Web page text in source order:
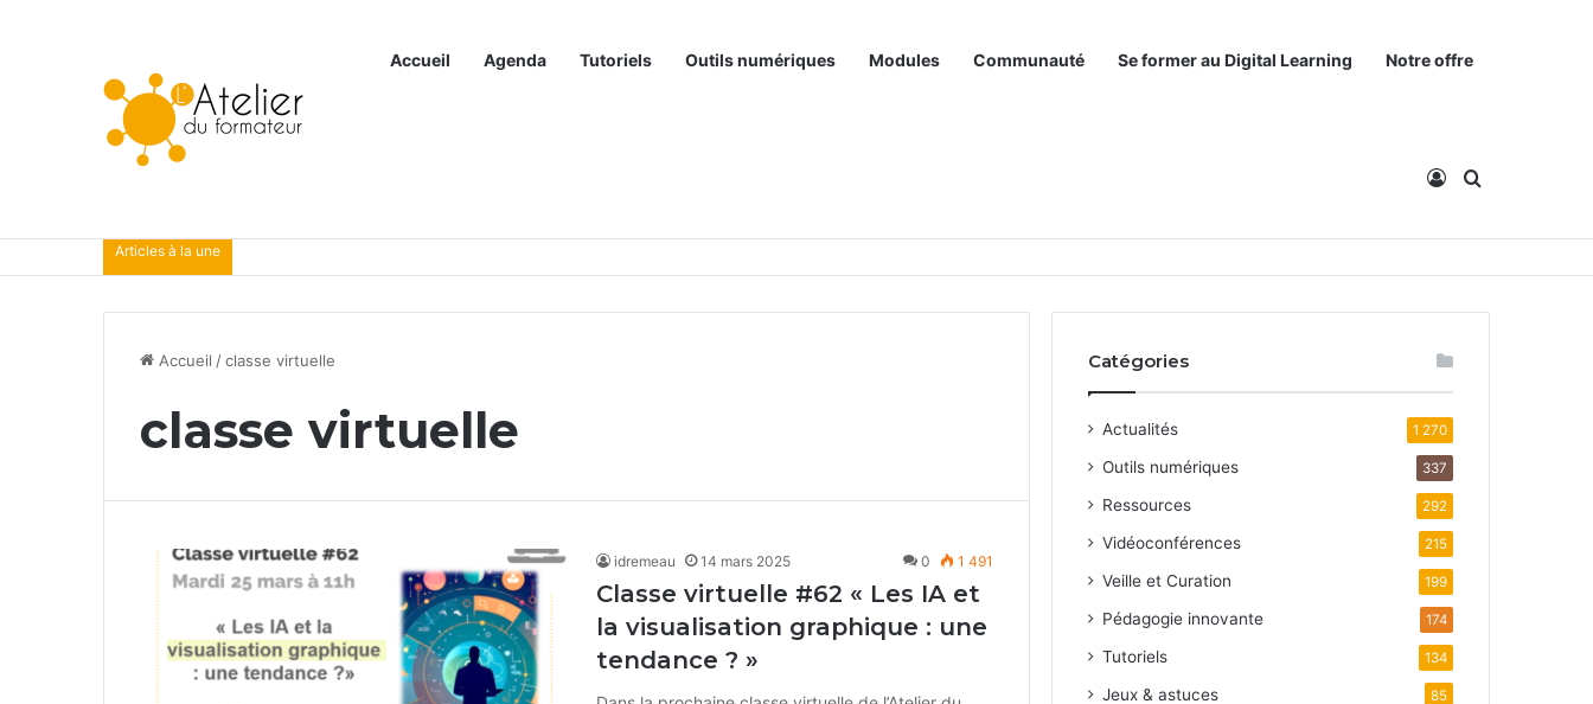
Accueil Agenda Tutoriels Outils numériques Modules Communauté Se former au Digital Learning Notre offre
Connexion
Rechercher
Articles à la une
Accueil /classe virtuelle
classe virtuelle
idremeau 14 mars 2025 0 1 491
Classe virtuelle #62 « Les IA et
la visualisation graphique : une
tendance ? »
Catégories
Actualités 1 270
Outils numériques 337
Ressources 292
Vidéoconférences 215
Veille et Curation 199
Pédagogie innovante 174
Tutoriels 134
Jeux & astuces 85